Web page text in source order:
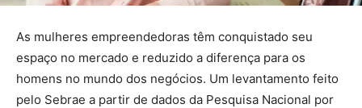
As mulheres empreendedoras têm conquistado seu
espaço no mercado e reduzido a diferença para os
homens no mundo dos negócios. Um levantamento feito
pelo Sebrae a partir de dados da Pesquisa Nacional por